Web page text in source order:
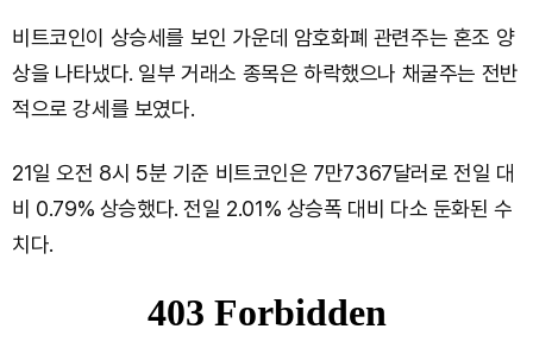
비트코인이 상승세를 보인 가운데 암호화폐 관련주는 혼조 양
상을 나타냈다. 일부 거래소 종목은 하락했으나 채굴주는 전반
적으로 강세를 보였다.
21일 오전 8시 5분 기준 비트코인은 7만7367달러로 전일 대
비 0.79% 상승했다. 전일 2.01% 상승폭 대비 다소 둔화된 수
치다.